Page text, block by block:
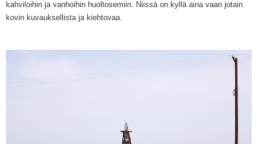
kahviloihin ja vanhoihin huoltosemiin. Niissä on kyllä aina vaan jotain
kovin kuvauksellista ja kiehtovaa.